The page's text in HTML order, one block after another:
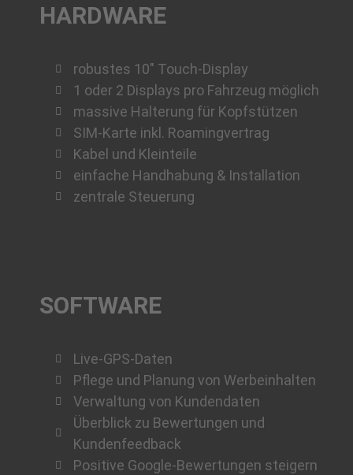
HARDWARE
robustes 10" Touch-Display
1 oder 2 Displays pro Fahrzeug möglich
massive Halterung für Kopfstützen
SIM-Karte inkl. Roamingvertrag
Kabel und Kleinteile
einfache Handhabung & Installation
zentrale Steuerung
SOFTWARE
Live-GPS-Daten
Pflege und Planung von Werbeinhalten
Verwaltung von Kundendaten
Überblick zu Bewertungen und
Kundenfeedback
Positive Google-Bewertungen steigern